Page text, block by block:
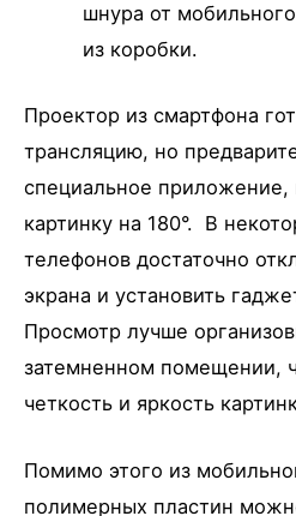
шнура от
из коробки.
Проектор из смартфона
трансляцию, но
специальное приложение,
картинку на 180°. В
телефонов достаточно
экрана и установить
Просмотр лучше
затемненном помещении,
четкость и яркость
Помимо этого из
полимерных пластин